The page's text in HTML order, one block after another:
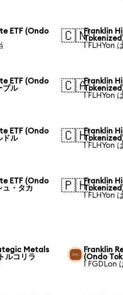
ETF (Ondo
🇨🇳Franklin
1 FLHYon
ETF (Ondo
ブル
🇨🇦Franklin
1 FLHYon
ETF (Ondo
ドル
🇨🇭Franklin
1 FLHYon
ETF (Ondo
・タカ
🇵🇭Franklin
1 FLHYon
Metals
ルコリラ
Franklin
(Ondo
1 FGDLon